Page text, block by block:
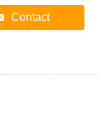
Contact